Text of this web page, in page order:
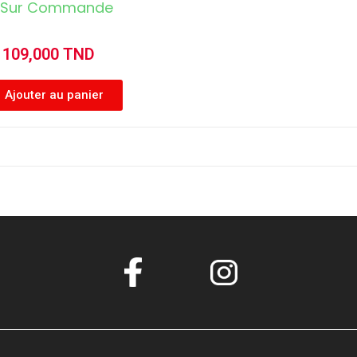
Sur Commande
109,000 TND
Ajouter au panier